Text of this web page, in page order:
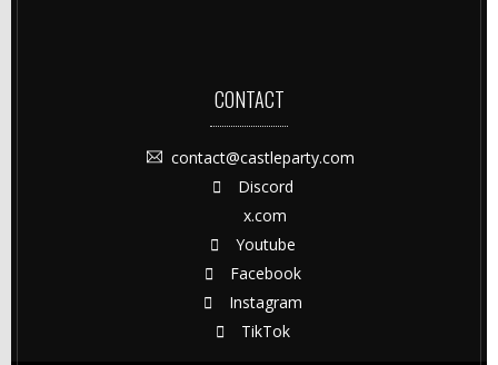
CONTACT
contact@castleparty.com
Discord
x.com
Youtube
Facebook
Instagram
TikTok